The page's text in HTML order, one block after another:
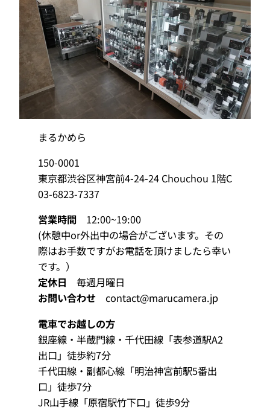
まるかめら
150-0001
東京都渋谷区神宮前4-24-24 Chouchou 1階C
03-6823-7337
営業時間12:00~19:00
(休憩中or外出中の場合がございます。その
際はお手数ですがお電話を頂けましたら幸い
です。）
定休日 毎週月曜日
お問い合わせcontact@marucamera.jp
電車でお越しの方
銀座線・半蔵門線‧千代田線「表参道駅A2
出口」徒歩約7分
千代田線‧副都心線「明治神宮前駅5番出
口」徒歩7分
JR山手線「原宿駅竹下口」徒歩9分